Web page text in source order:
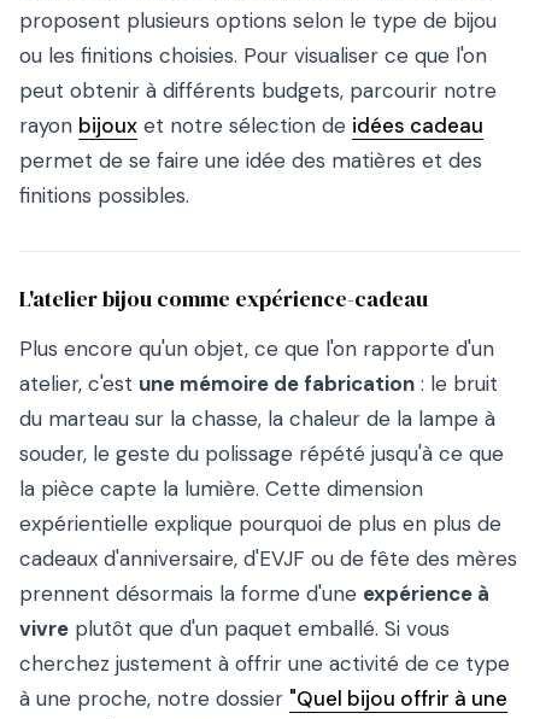
proposent plusieurs options selon le type de bijou
ou les finitions choisies. Pour visualiser ce que l'on
peut obtenir à différents budgets, parcourir notre
rayon bijoux et notre sélection de idées cadeau
permet de se faire une idée des matières et des
finitions possibles.
L'atelier bijou comme expérience-cadeau
Plus encore qu'un objet, ce que l'on rapporte d'un
atelier, c'est une mémoire de fabrication : le bruit
du marteau sur la chasse, la chaleur de la lampe à
souder, le geste du polissage répété jusqu'à ce que
la pièce capte la lumière. Cette dimension
expérientielle explique pourquoi de plus en plus de
cadeaux d'anniversaire, d'EVJF ou de fête des mères
prennent désormais la forme d'une expérience à
vivre plutôt que d'un paquet emballé. Si vous
cherchez justement à offrir une activité de ce type
à une proche, notre dossier "Quel bijou offrir à une